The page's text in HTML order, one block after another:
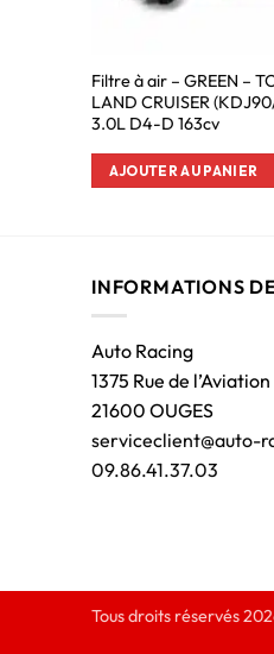
Filtre à air – GREEN –
LAND CRUISER
3.0L D4-D 163cv
AJOUTER AU PANIER
INFORMATIONS
Auto Racing
1375 Rue de l’Aviation
21600 OUGES
serviceclient@auto-
09.86.41.37.03
Tous droits réservés